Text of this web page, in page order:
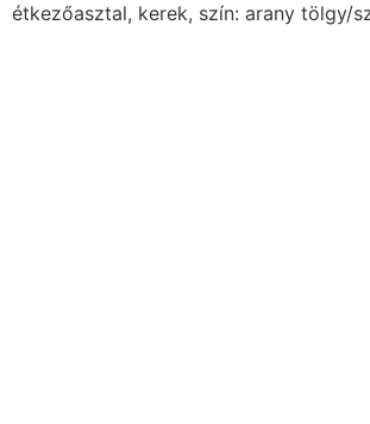
étkezőasztal, kerek, szín: arany tölgy/